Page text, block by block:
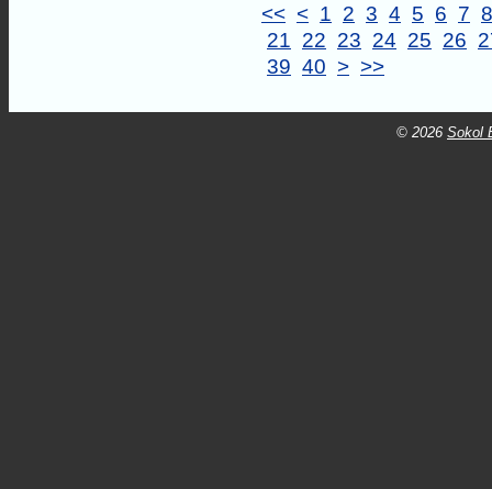
<< < 1 2 3 4 5 6 7 8
21 22 23 24 25 26
39 40 > >>
© 2026 Sokol